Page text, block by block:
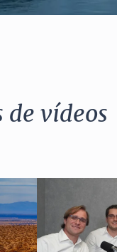
de vídeos